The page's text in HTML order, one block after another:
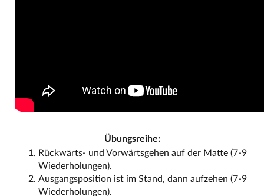
Übungsreihe:
Rückwärts- und Vorwärtsgehen auf der Matte (7-9
Wiederholungen).
Ausgangsposition ist im Stand, dann aufzehen (7-9
Wiederholungen).